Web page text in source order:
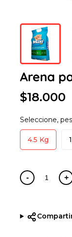
Arena
$18.000
Seleccione,
4.5 Kg
- +